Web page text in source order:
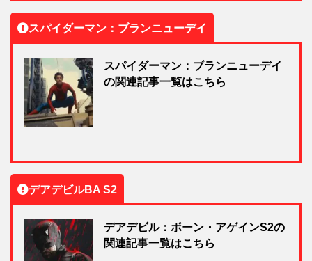
スパイダーマン：ブランニューデイ
スパイダーマン：ブランニューデイ
の関連記事一覧はこちら
デアデビルBA S2
デアデビル：ボーン・アゲインS2の
関連記事一覧はこちら